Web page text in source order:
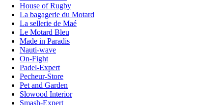
House of Rugby
La bagagerie du Motard
La sellerie de Maé
Le Motard Bleu
Made in Paradis
Nauti-wave
On-Fight
Padel-Expert
Pecheur-Store
Pet and Garden
Slowood Interior
Smash-Expert